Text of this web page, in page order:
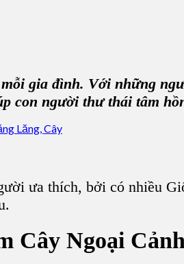
gia đình. Với những
con người thư thái tâm
ưa thích, bởi có nhiều G
Cây Ngoại Cảnh